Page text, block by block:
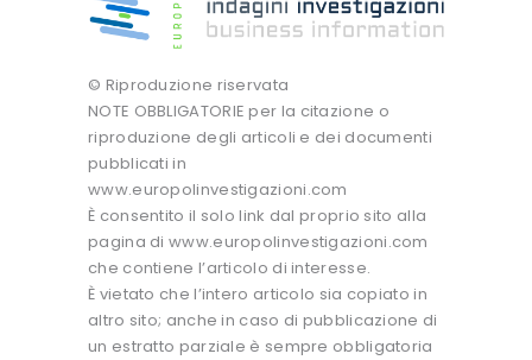
© Riproduzione riservata
NOTE OBBLIGATORIE per la citazione o
riproduzione degli articoli e dei documenti
pubblicati in
www.europolinvestigazioni.com
È consentito il solo link dal proprio sito alla
pagina di www.europolinvestigazioni.com
che contiene l’articolo di interesse.
È vietato che l’intero articolo sia copiato in
altro sito; anche in caso di pubblicazione di
un estratto parziale è sempre obbligatoria